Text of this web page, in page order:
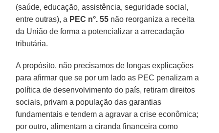
(saúde, educação, assistência, seguridade social,
entre outras), a PEC n°. 55 não reorganiza a receita
da União de forma a potencializar a arrecadação
tributária.
A propósito, não precisamos de longas explicações
para afirmar que se por um lado as PEC penalizam a
política de desenvolvimento do país, retiram direitos
sociais, privam a população das garantias
fundamentais e tendem a agravar a crise econômica;
por outro, alimentam a ciranda financeira como